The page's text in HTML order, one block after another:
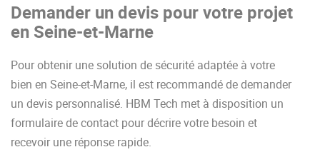
Demander un devis pour votre projet
en Seine-et-Marne
Pour obtenir une solution de sécurité adaptée à votre
bien en Seine-et-Marne, il est recommandé de demander
un devis personnalisé. HBM Tech met à disposition un
formulaire de contact pour décrire votre besoin et
recevoir une réponse rapide.